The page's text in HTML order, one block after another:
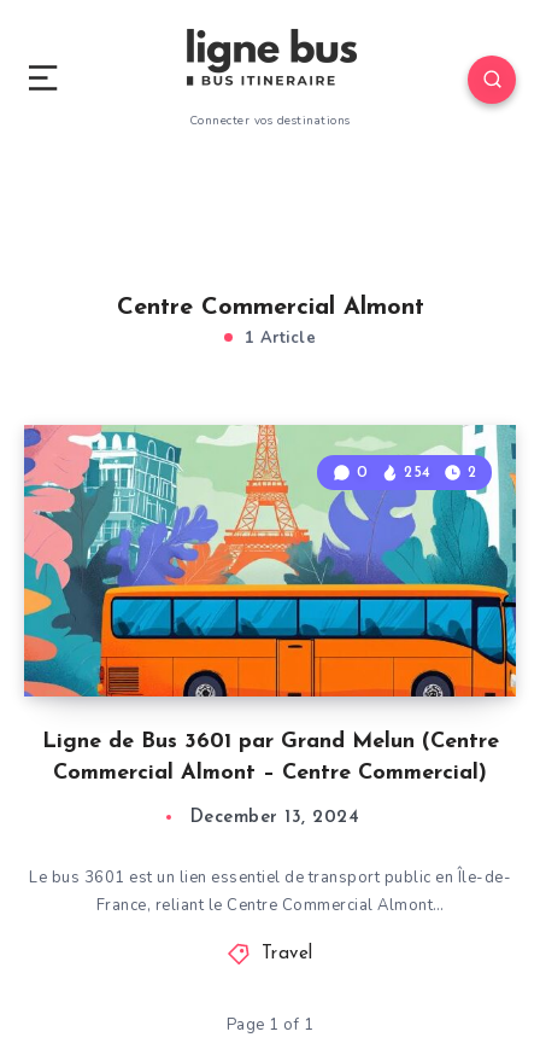
Connecter vos destinations
Centre Commercial Almont
1 Article
Ligne de Bus 3601 par Grand Melun (Centre
Commercial Almont – Centre Commercial)
0 254 2
December 13, 2024
Le bus 3601 est un lien essentiel de transport public en Île-de-
France, reliant le Centre Commercial Almont…
Travel
Page 1 of 1